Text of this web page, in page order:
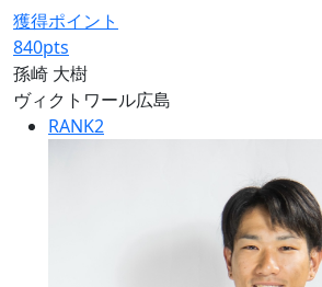
獲得ポイント
840pts
孫崎 大樹
ヴィクトワール広島
RANK2